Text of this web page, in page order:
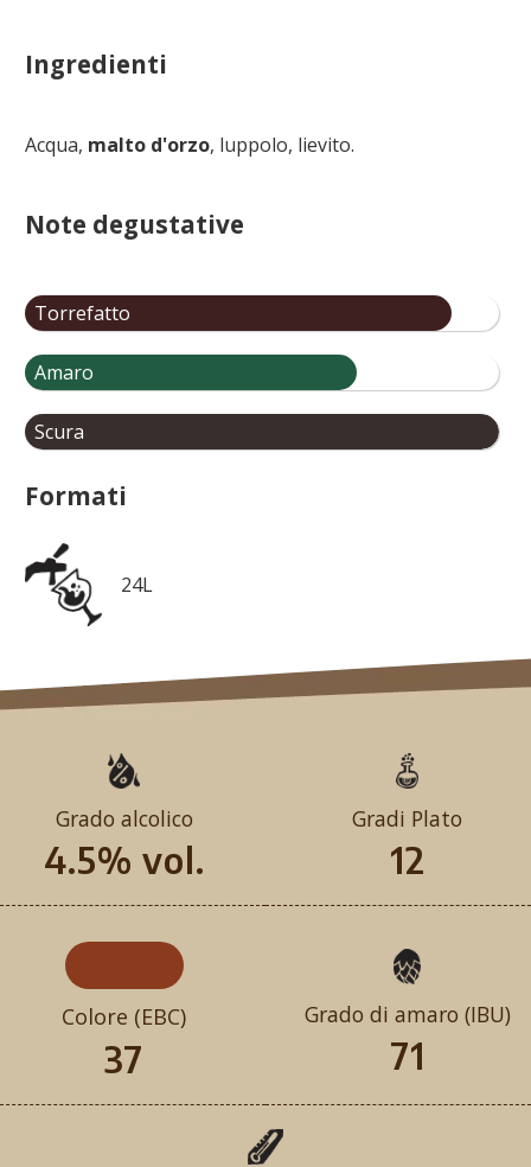
Ingredienti
Acqua, malto d'orzo, luppolo, lievito.
Note degustative
Torrefatto
Amaro
Scura
Formati
24L
Grado alcolico
4.5% vol.
Gradi Plato
12
Colore (EBC)
37
Grado di amaro (IBU)
71